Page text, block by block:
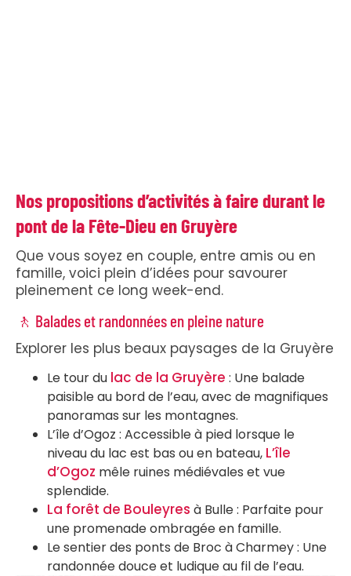
Nos propositions d’activités à faire durant le
pont de la Fête-Dieu en Gruyère
Que vous soyez en couple, entre amis ou en
famille, voici plein d’idées pour savourer
pleinement ce long week-end.
🚶 Balades et randonnées en pleine nature
Explorer les plus beaux paysages de la Gruyère
Le tour du lac de la Gruyère : Une balade
paisible au bord de l’eau, avec de magnifiques
panoramas sur les montagnes.
L’île d’Ogoz : Accessible à pied lorsque le
niveau du lac est bas ou en bateau, L’île
d’Ogoz mêle ruines médiévales et vue
splendide.
La forêt de Bouleyres à Bulle : Parfaite pour
une promenade ombragée en famille.
Le sentier des ponts de Broc à Charmey : Une
randonnée douce et ludique au fil de l’eau.